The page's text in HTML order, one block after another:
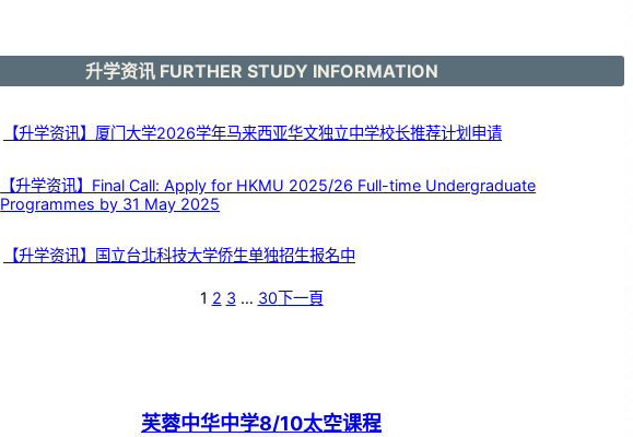
升学资讯 FURTHER STUDY INFORMATION
【升学资讯】厦门大学2026学年马来西亚华文独立中学校长推荐计划申请
【升学资讯】Final Call: Apply for HKMU 2025/26 Full-time Undergraduate
Programmes by 31 May 2025
【升学资讯】国立台北科技大学侨生单独招生报名中
1 2 3 … 30下一頁
芙蓉中华中学8/10太空课程